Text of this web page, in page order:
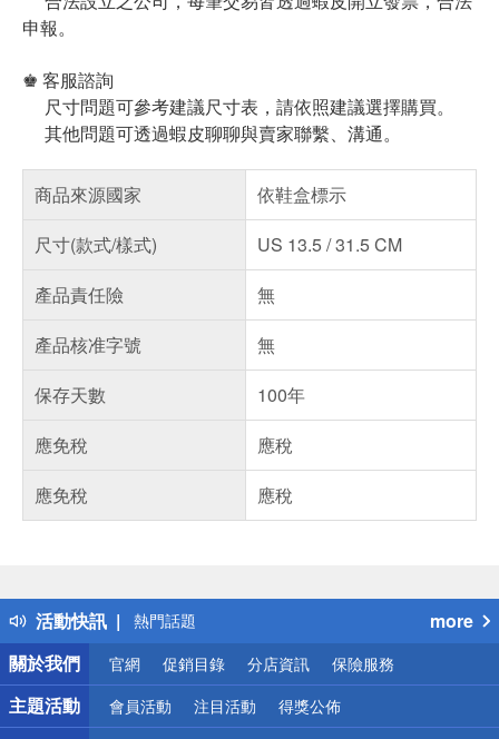
申報。
♚ 客服諮詢
尺寸問題可參考建議尺寸表，請依照建議選擇購買。
其他問題可透過蝦皮聊聊與賣家聯繫、溝通。
商品來源國家
依鞋盒標示
尺寸(款式/樣式)
US 13.5 / 31.5 CM
產品責任險
無
產品核准字號
無
保存天數
100年
應免稅
應稅
應免稅
應稅
活動快訊
得獎公告
熱門話題
銀行優惠
偏遠地區配送
詐騙網頁！請小心！
more
關於我們
官網 促銷目錄 分店資訊 保險服務
主題活動 會員活動 注目活動 得獎公佈